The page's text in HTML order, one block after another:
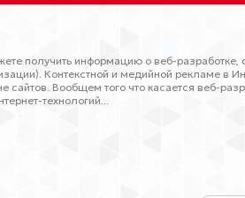
получить информацию о веб-разработке,
Контекстной и медийной рекламе в
сайтов. Вообщем того что касается веб-
технологий...